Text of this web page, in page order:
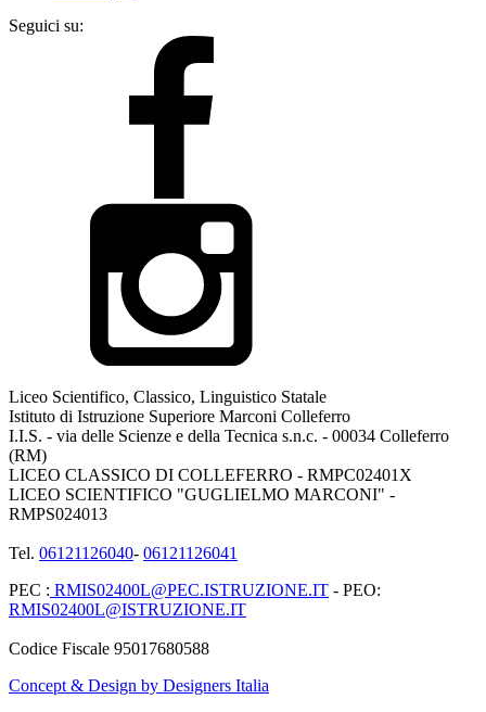
Seguici su:
Liceo Scientifico, Classico, Linguistico Statale
Istituto di Istruzione Superiore Marconi Colleferro
I.I.S. - via delle Scienze e della Tecnica s.n.c. - 00034 Colleferro
(RM)
LICEO CLASSICO DI COLLEFERRO - RMPC02401X
LICEO SCIENTIFICO "GUGLIELMO MARCONI" -
RMPS024013
Tel. 06121126040- 06121126041
PEC : RMIS02400L@PEC.ISTRUZIONE.IT - PEO:
RMIS02400L@ISTRUZIONE.IT
Codice Fiscale 95017680588
Concept & Design by Designers Italia